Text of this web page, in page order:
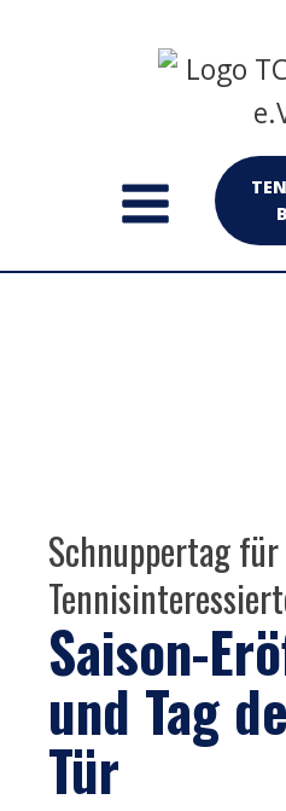
Schnuppertag
Saison-
und Tag
Tür